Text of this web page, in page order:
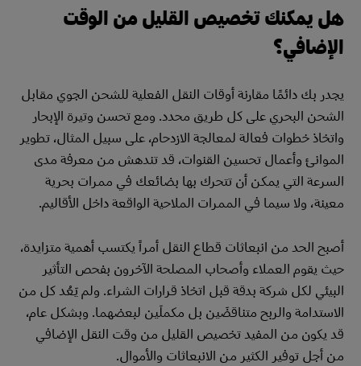
هل يمكنك تخصيص القليل من الوقت
الإضافي؟
يجدر بك دائمًا مقارنة أوقات النقل الفعلية للشحن الجوي مقابل
الشحن البحري على كل طريق محدد. ومع تحسن وتيرة الإبحار
واتخاذ خطوات فعالة لمعالجة الازدحام، على سبيل المثال، تطوير
الموانئ وأعمال تحسين القنوات، قد تندهش من معرفة مدى
السرعة التي يمكن أن تتحرك بها بضائعك في ممرات بحرية
معينة، ولا سيما في الممرات الملاحية الواقعة داخل الأقاليم.
أصبح الحد من انبعاثات قطاع النقل أمراً يكتسب أهمية متزايدة،
حيث يقوم العملاء وأصحاب المصلحة الآخرون بفحص التأثير
البيئي لكل شركة بدقة قبل اتخاذ قرارات الشراء. ولم يَعُد كل من
الاستدامة والربح متناقضَين بل مكملَين لبعضهما. وبشكل عام،
قد يكون من المفيد تخصيص القليل من وقت النقل الإضافي
من أجل توفير الكثير من الانبعاثات والأموال.